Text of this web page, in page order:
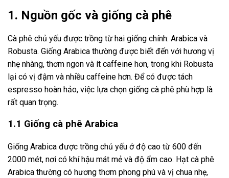
1. Nguồn gốc và giống cà phê
Cà phê chủ yếu được trồng từ hai giống chính: Arabica và
Robusta. Giống Arabica thường được biết đến với hương vị
nhẹ nhàng, thơm ngon và ít caffeine hơn, trong khi Robusta
lại có vị đậm và nhiều caffeine hơn. Để có được tách
espresso hoàn hảo, việc lựa chọn giống cà phê phù hợp là
rất quan trọng.
1.1 Giống cà phê Arabica
Giống Arabica được trồng chủ yếu ở độ cao từ 600 đến
2000 mét, nơi có khí hậu mát mẻ và độ ẩm cao. Hạt cà phê
Arabica thường có hương thơm phong phú và vị chua nhẹ,